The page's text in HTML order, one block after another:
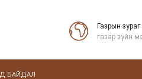
Газрын зураг
газар зүйн
БАЙДАЛ